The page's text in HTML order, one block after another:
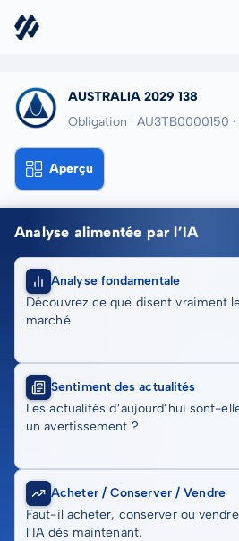
AUSTRALIA 2029 138
Obligation · AU3TB0000150
Aperçu
Analyse alimentée par l’IA
Analyse fondamentale
Découvrez ce que disent vraiment
marché
Sentiment des actualités
Les actualités d’aujourd’hui sont-
un avertissement ?
Acheter / Conserver / Vendre
Faut-il acheter, conserver ou
l’IA dès maintenant.